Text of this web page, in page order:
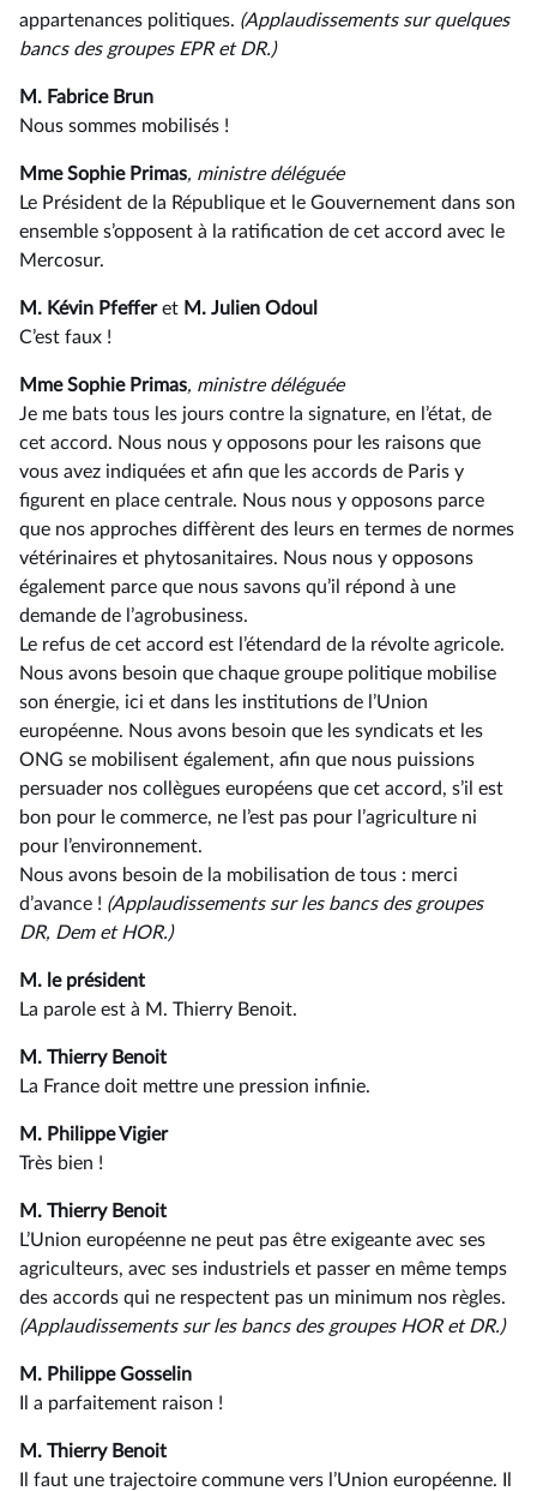
appartenances politiques. (Applaudissements sur quelques
bancs des groupes EPR et DR.)
M. Fabrice Brun
Nous sommes mobilisés !
Mme Sophie Primas, ministre déléguée
Le Président de la République et le Gouvernement dans son
ensemble s’opposent à la ratification de cet accord avec le
Mercosur.
M. Kévin Pfefferet M. Julien Odoul
C’est faux !
Mme Sophie Primas, ministre déléguée
Je me bats tous les jours contre la signature, en l’état, de
cet accord. Nous nous y opposons pour les raisons que
vous avez indiquées et afin que les accords de Paris y
figurent en place centrale. Nous nous y opposons parce
que nos approches diffèrent des leurs en termes de normes
vétérinaires et phytosanitaires. Nous nous y opposons
également parce que nous savons qu’il répond à une
demande de l’agrobusiness.
Le refus de cet accord est l’étendard de la révolte agricole.
Nous avons besoin que chaque groupe politique mobilise
son énergie, ici et dans les institutions de l’Union
européenne. Nous avons besoin que les syndicats et les
ONG se mobilisent également, afin que nous puissions
persuader nos collègues européens que cet accord, s’il est
bon pour le commerce, ne l’est pas pour l’agriculture ni
pour l’environnement.
Nous avons besoin de la mobilisation de tous : merci
d’avance ! (Applaudissements sur les bancs des groupes
DR, Dem et HOR.)
M. le président
La parole est à M. Thierry Benoit.
M. Thierry Benoit
La France doit mettre une pression infinie.
M. Philippe Vigier
Très bien !
M. Thierry Benoit
L’Union européenne ne peut pas être exigeante avec ses
agriculteurs, avec ses industriels et passer en même temps
des accords qui ne respectent pas un minimum nos règles.
(Applaudissements sur les bancs des groupes HOR et DR.)
M. Philippe Gosselin
Il a parfaitement raison !
M. Thierry Benoit
Il faut une trajectoire commune vers l’Union européenne. Il